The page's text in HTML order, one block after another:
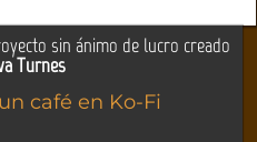
sin ánimo de lucro creado
Turnes
café en Ko-Fi